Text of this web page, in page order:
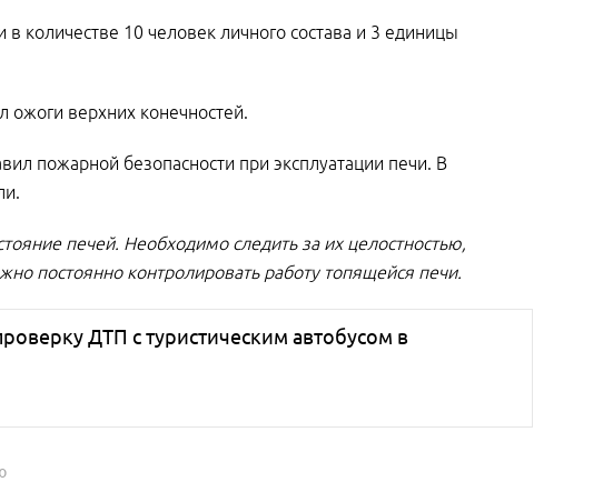
количестве 10 человек личного состава и 3 единицы
ожоги верхних конечностей.
пожарной безопасности при эксплуатации печи. В
печей. Необходимо следить за их целостностью,
постоянно контролировать работу топящейся печи.
ДТП с туристическим автобусом в